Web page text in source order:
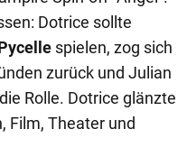
Dotrice sollte
spielen, zog sich
zurück und Julian
Rolle. Dotrice glänzte
Film, Theater und